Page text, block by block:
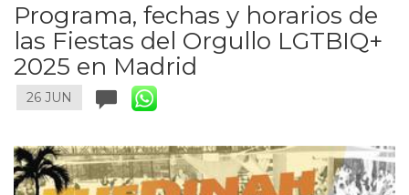
Programa, fechas y horarios de
las Fiestas del Orgullo LGTBIQ+
2025 en Madrid
26 JUN